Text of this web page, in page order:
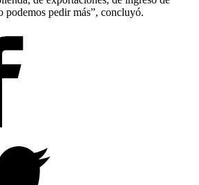
podemos pedir más”, concluyó.